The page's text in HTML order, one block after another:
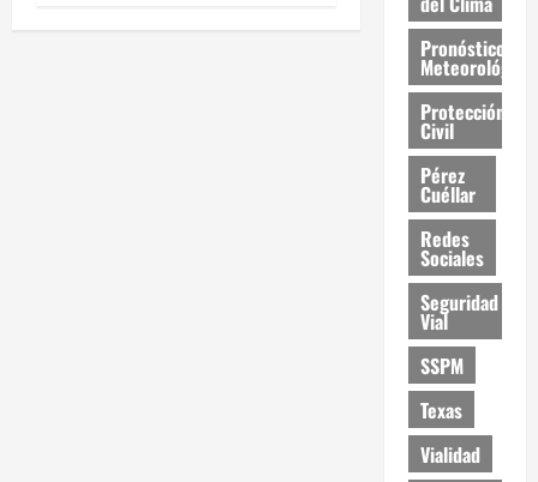
Pronóstico
Meteorológico
Protección
Civil
Pérez
Cuéllar
Redes
Sociales
Seguridad
Vial
SSPM
Texas
Vialidad